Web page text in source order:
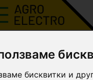
бисквитки и
1-10 kV